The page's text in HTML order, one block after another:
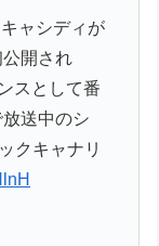
ャシディが
開され
スとして番
送中のシ
クキャナリ